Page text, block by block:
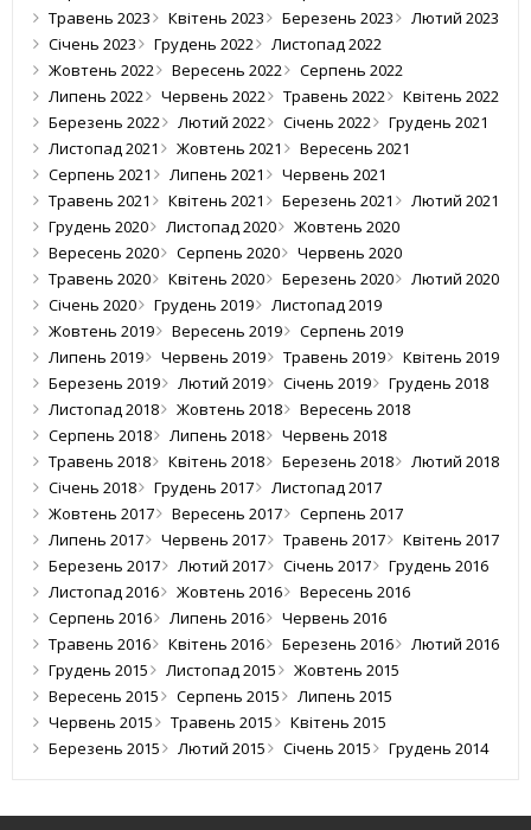
Травень 2023
Квітень 2023 Березень 2023
Лютий 2023
Січень 2023
Грудень 2022
Листопад 2022
Жовтень 2022
Вересень 2022
Серпень 2022
Липень 2022
Червень 2022 Травень 2022
Квітень 2022
Березень 2022
Лютий 2022 Січень 2022
Грудень 2021
Листопад 2021
Жовтень 2021
Вересень 2021
Серпень 2021
Липень 2021
Червень 2021
Травень 2021
Квітень 2021 Березень 2021
Лютий 2021
Грудень 2020
Листопад 2020
Жовтень 2020
Вересень 2020
Серпень 2020
Червень 2020
Травень 2020
Квітень 2020 Березень 2020
Лютий 2020
Січень 2020
Грудень 2019
Листопад 2019
Жовтень 2019
Вересень 2019
Серпень 2019
Липень 2019
Червень 2019 Травень 2019
Квітень 2019
Березень 2019
Лютий 2019 Січень 2019
Грудень 2018
Листопад 2018
Жовтень 2018
Вересень 2018
Серпень 2018
Липень 2018
Червень 2018
Травень 2018
Квітень 2018 Березень 2018
Лютий 2018
Січень 2018
Грудень 2017
Листопад 2017
Жовтень 2017
Вересень 2017
Серпень 2017
Липень 2017
Червень 2017 Травень 2017
Квітень 2017
Березень 2017
Лютий 2017 Січень 2017
Грудень 2016
Листопад 2016
Жовтень 2016
Вересень 2016
Серпень 2016
Липень 2016
Червень 2016
Травень 2016
Квітень 2016 Березень 2016
Лютий 2016
Грудень 2015
Листопад 2015
Жовтень 2015
Вересень 2015
Серпень 2015
Липень 2015
Червень 2015
Травень 2015
Квітень 2015
Березень 2015
Лютий 2015 Січень 2015 Грудень 2014